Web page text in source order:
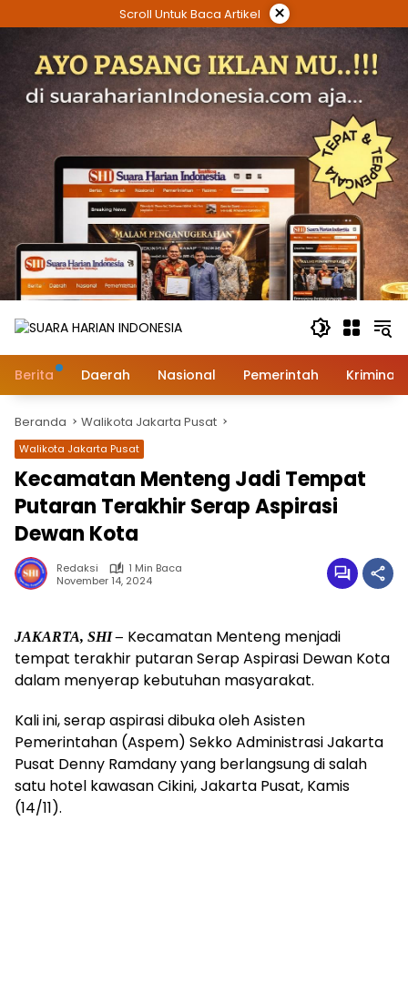
ke
Scroll Untuk Baca Artikel ×
Berita Daerah Nasional Pemerintah Kriminal
Beranda Walikota Jakarta Pusat
Walikota Jakarta Pusat
Kecamatan Menteng Jadi Tempat
Putaran Terakhir Serap Aspirasi
Dewan Kota
Redaksi
1 Min Baca
November 14, 2024
JAKARTA, SHI – Kecamatan Menteng menjadi
tempat terakhir putaran Serap Aspirasi Dewan Kota
dalam menyerap kebutuhan masyarakat.
Kali ini, serap aspirasi dibuka oleh Asisten
Pemerintahan (Aspem) Sekko Administrasi Jakarta
Pusat Denny Ramdany yang berlangsung di salah
satu hotel kawasan Cikini, Jakarta Pusat, Kamis
(14/11).